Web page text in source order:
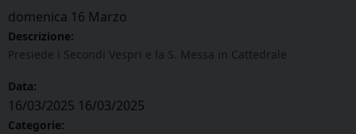
domenica 16 Marzo
Descrizione:
Presiede i Secondi Vespri e la S. Messa in Cattedrale
Data:
16/03/2025 16/03/2025
Categorie: